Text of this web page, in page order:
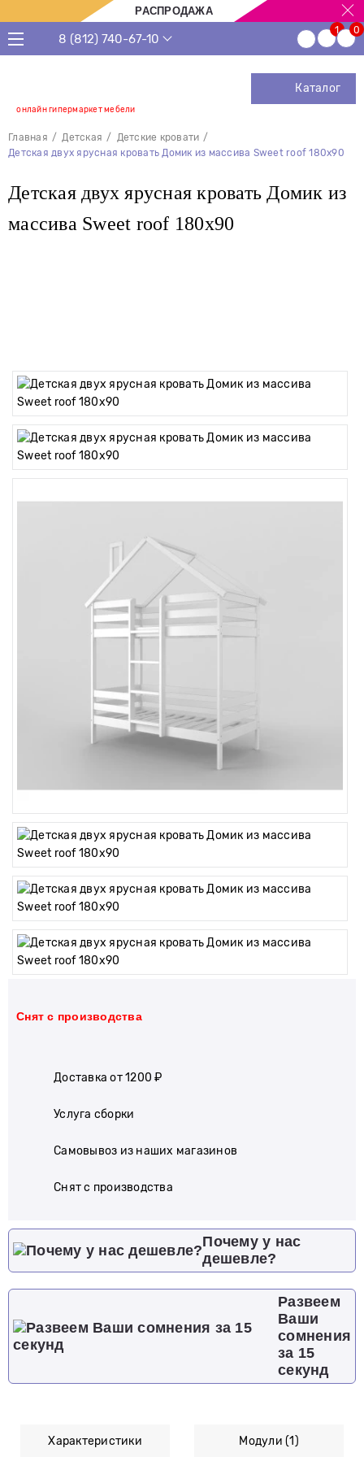
РАСПРОДАЖА
онлайн гипермаркет мебели
8 (812) 740-67-10
Каталог
Главная Детская
Детские кровати
Детская двух ярусная кровать Домик из массива Sweet roof 180х90
Детская двух ярусная кровать Домик из
массива Sweet roof 180х90
Cнят с производства
Доставка от 1200 ₽
Услуга сборки
Самовывоз из наших магазинов
Cнят с производства
Почему у нас
дешевле?
Развеем
Ваши
сомнения
за 15
секунд
Характеристики Модули (1)